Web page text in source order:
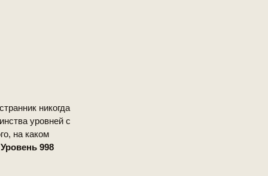
никогда
уровней с
на каком
Уровень 998